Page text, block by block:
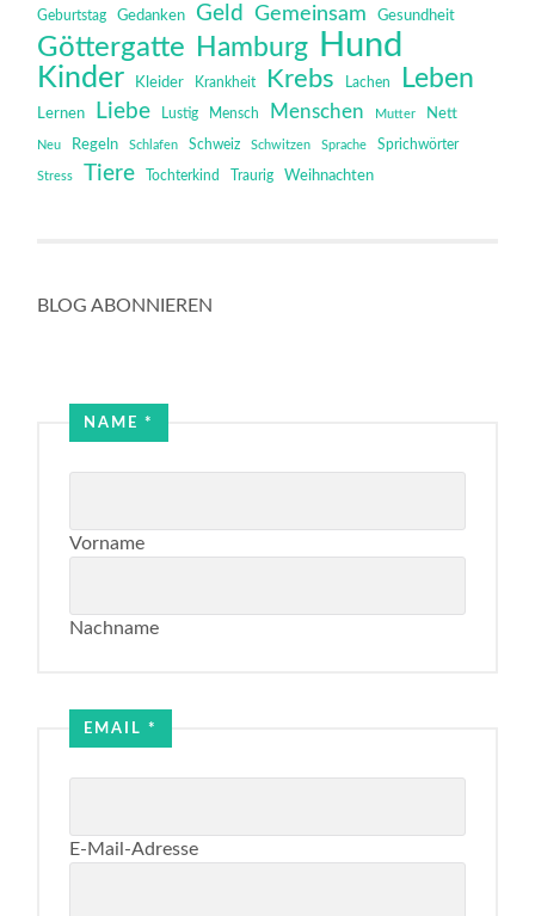
Geburtstag Gedanken Geld Gemeinsam Gesundheit
Göttergatte Hamburg Hund
Kinder Kleider Krankheit Krebs Lachen Leben
Lernen Liebe Lustig Mensch Menschen Mutter Nett
Neu Regeln Schlafen Schweiz Schwitzen Sprache Sprichwörter
Stress Tiere Tochterkind Traurig Weihnachten
BLOG ABONNIEREN
NAME*
Vorname
Nachname
Email
EMAIL*
E-Mail-Adresse